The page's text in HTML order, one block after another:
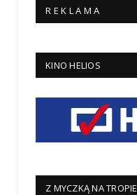
R E K L A M A
KINO HELIOS
Z MYCZKĄ NA TROPIE